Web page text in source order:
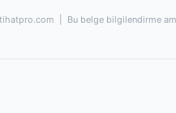
| Bu belge bilgilendirme